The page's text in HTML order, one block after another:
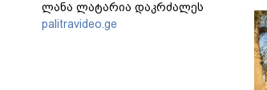
ლანა ლატარია დაკრძალეს
palitravideo.ge